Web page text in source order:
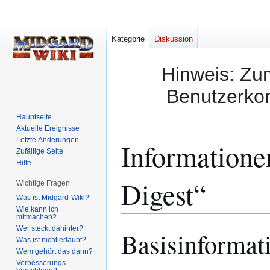
Hinweis:
Digest“
Navigation
Suche
Kategorie Diskussion
Hauptseite
Aktuelle Ereignisse
Letzte Änderungen
Zufällige Seite
Hilfe
Wichtige Fragen
Was ist Midgard-Wiki?
Wie kann ich
mitmachen?
Wer steckt dahinter?
Was ist nicht erlaubt?
Wem gehört das dann?
Verbesserungs-